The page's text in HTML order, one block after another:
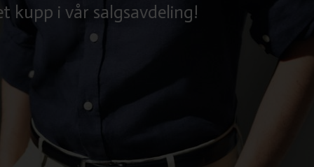
kupp i vår salgsavdeling!